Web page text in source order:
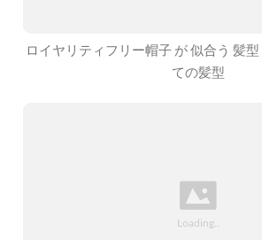
ロイヤリティフリー帽子 が 似合う 髪
ての髪型